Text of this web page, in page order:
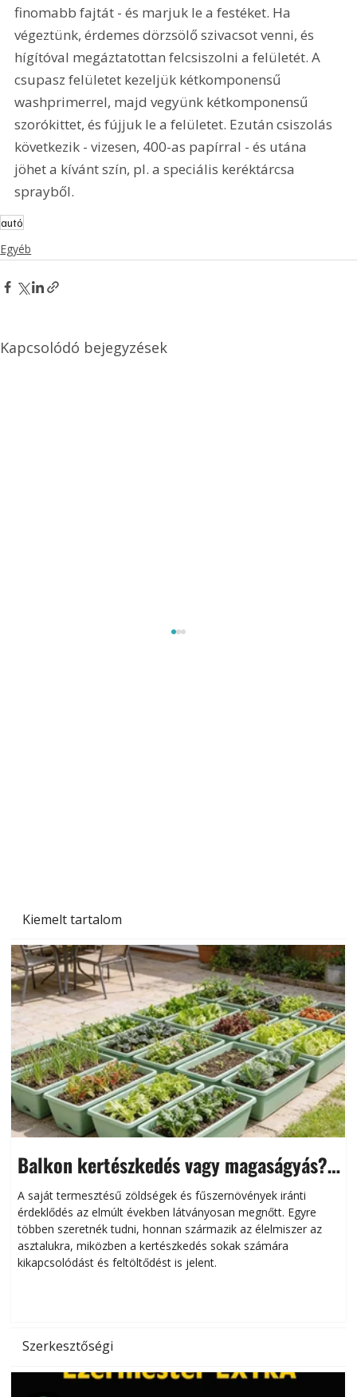
Kiemelt tartalom
Balkon kertészkedés vagy magaságyás?
Helytakarékos kertészkedés
A saját termesztésű zöldségek és fűszernövények iránti
érdeklődés az elmúlt években látványosan megnőtt. Egyre
többen szeretnék tudni, honnan származik az élelmiszer az
asztalukra, miközben a kertészkedés sokak számára
kikapcsolódást és feltöltődést is jelent.
Szerkesztőségi
finomabb fajtát - és marjuk le a festéket. Ha
végeztünk, érdemes dörzsölő szivacsot venni, és
hígítóval megáztatottan felcsiszolni a felületét. A
csupasz felületet kezeljük kétkomponensű
washprimerrel, majd vegyünk kétkomponensű
szorókittet, és fújjuk le a felületet. Ezután csiszolás
következik - vizesen, 400-as papírral - és utána
jöhet a kívánt szín, pl. a speciális keréktárcsa
sprayből.
autó
Egyéb
Kapcsolódó bejegyzések